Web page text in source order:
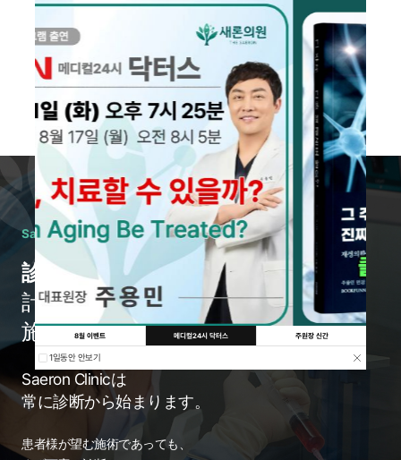
Saeron Clinicはこのように診療を行います
診断から始めます。
計画を立てず
施術することはありません。
Saeron Clinicは
常に診断から始まります。
患者様が望む施術であっても、
8월 이벤트 메디컬24시 닥터스 주원장 신간
1일동안 안보기